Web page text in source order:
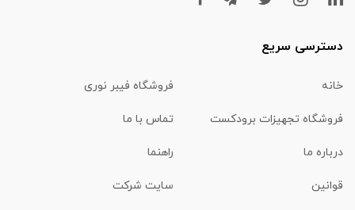
دسترسی سریع
خانه فروشگاه فیبر نوری
فروشگاه تجهیزات برودکست تماس با ما
درباره ما راهنما
قوانین سایت شرکت